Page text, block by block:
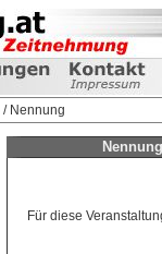
/ Nennung
Für diese